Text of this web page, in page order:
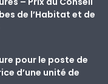
de l’Habitat et de
pour le poste de
d’une unité de